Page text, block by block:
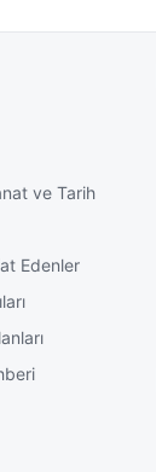
ve Tarih
Edenler